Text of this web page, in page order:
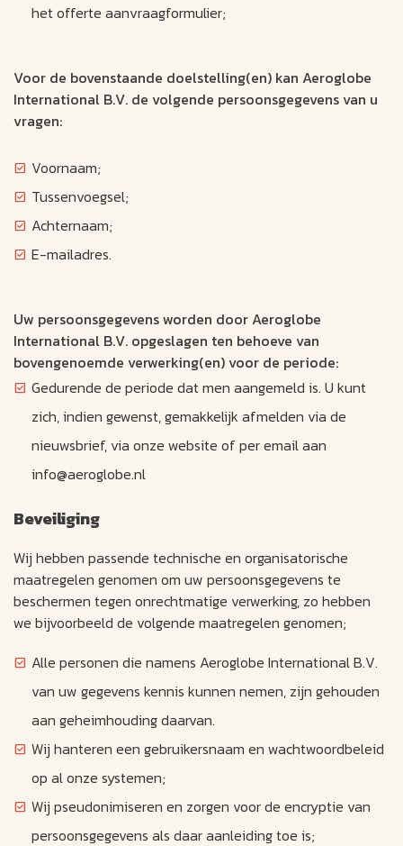
het offerte aanvraagformulier;
Voor de bovenstaande doelstelling(en) kan Aeroglobe
International B.V. de volgende persoonsgegevens van u
vragen:
Voornaam;
Tussenvoegsel;
Achternaam;
E-mailadres.
Uw persoonsgegevens worden door Aeroglobe
International B.V. opgeslagen ten behoeve van
bovengenoemde verwerking(en) voor de periode:
Gedurende de periode dat men aangemeld is. U kunt
zich, indien gewenst, gemakkelijk afmelden via de
nieuwsbrief, via onze website of per email aan
info@aeroglobe.nl
Beveiliging
Wij hebben passende technische en organisatorische
maatregelen genomen om uw persoonsgegevens te
beschermen tegen onrechtmatige verwerking, zo hebben
we bijvoorbeeld de volgende maatregelen genomen;
Alle personen die namens Aeroglobe International B.V.
van uw gegevens kennis kunnen nemen, zijn gehouden
aan geheimhouding daarvan.
Wij hanteren een gebruikersnaam en wachtwoordbeleid
op al onze systemen;
Wij pseudonimiseren en zorgen voor de encryptie van
persoonsgegevens als daar aanleiding toe is;